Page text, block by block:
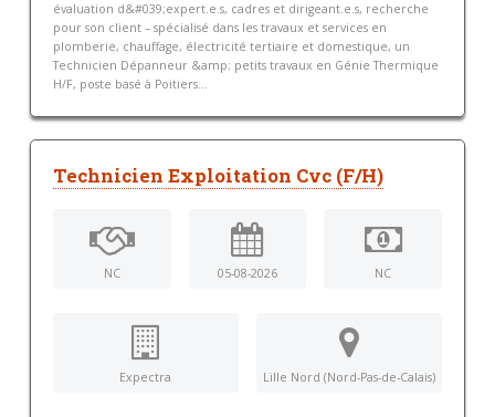
évaluation d&#039;expert.e.s, cadres et dirigeant.e.s, recherche
pour son client – spécialisé dans les travaux et services en
plomberie, chauffage, électricité tertiaire et domestique, un
Technicien Dépanneur &amp; petits travaux en Génie Thermique
H/F, poste basé à Poitiers...
Technicien Exploitation Cvc (F/H)
NC 05-08-2026 NC
Expectra Lille Nord (Nord-Pas-de-Calais)